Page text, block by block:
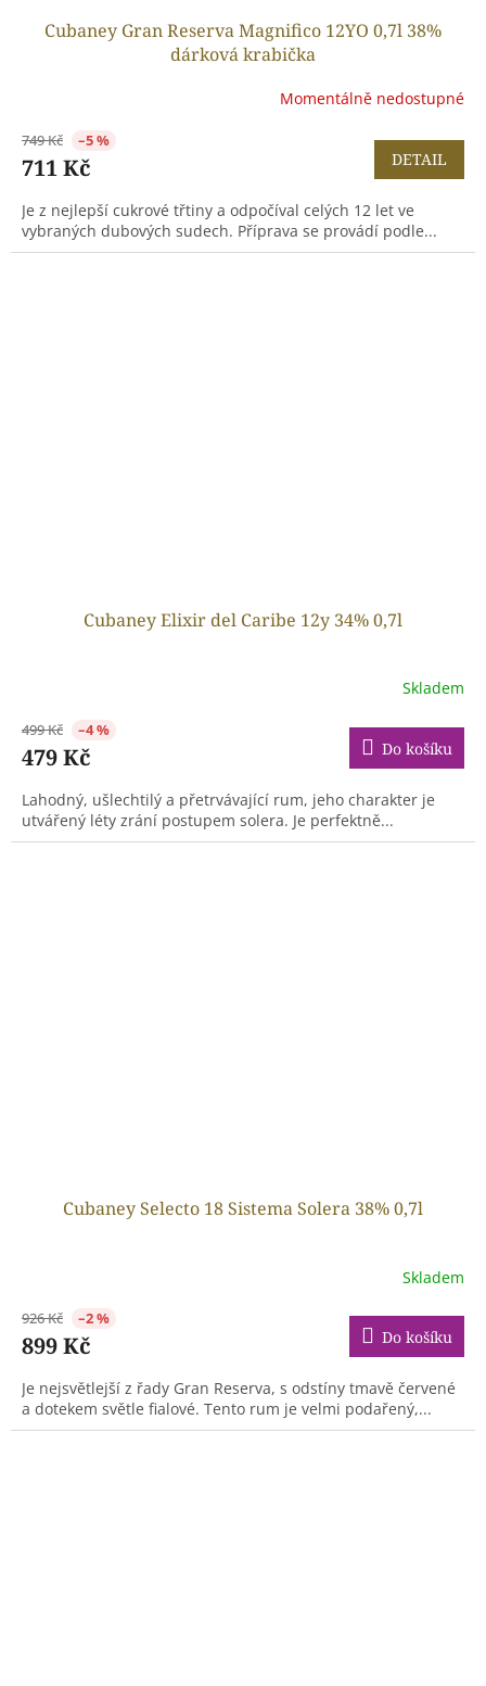
Cubaney Gran Reserva Magnifico 12YO 0,7l 38%
dárková krabička
Momentálně nedostupné
749 Kč –5 %
711 Kč DETAIL
Je z nejlepší cukrové třtiny a odpočíval celých 12 let ve
vybraných dubových sudech. Příprava se provádí podle...
Cubaney Elixir del Caribe 12y 34% 0,7l
Skladem
499 Kč –4 %
479 Kč Do košíku
Lahodný, ušlechtilý a přetrvávající rum, jeho charakter je
utvářený léty zrání postupem solera. Je perfektně...
Cubaney Selecto 18 Sistema Solera 38% 0,7l
Skladem
926 Kč –2 %
899 Kč Do košíku
Je nejsvětlejší z řady Gran Reserva, s odstíny tmavě červené
a dotekem světle fialové. Tento rum je velmi podařený,...